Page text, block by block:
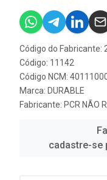
Código do Fabricante:
Código: 11142
Código NCM:
Marca: DURABLE
Fabricante: PCR NÃO
cadastre-se